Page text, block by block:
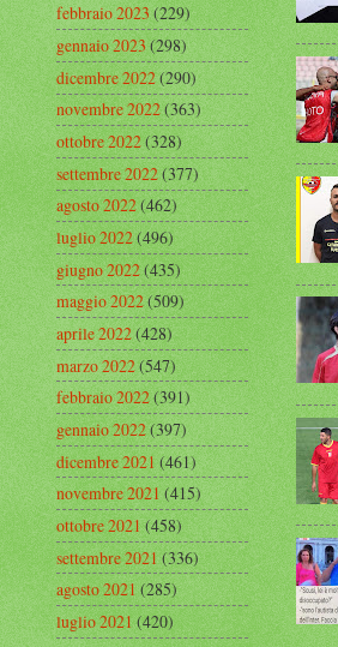
febbraio 2023(229)
gennaio 2023(298)
dicembre 2022(290)
novembre 2022(363)
ottobre 2022(328)
settembre 2022(377)
agosto 2022(462)
luglio 2022(496)
giugno 2022(435)
maggio 2022(509)
aprile 2022(428)
marzo 2022(547)
febbraio 2022(391)
gennaio 2022(397)
dicembre 2021(461)
novembre 2021(415)
ottobre 2021(458)
settembre 2021(336)
agosto 2021(285)
luglio 2021(420)